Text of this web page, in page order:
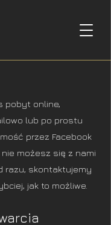
pobyt online,
lub po prostu
przez Facebook
nie możesz się z nami
razu, skontaktujemy
jak to możliwe.